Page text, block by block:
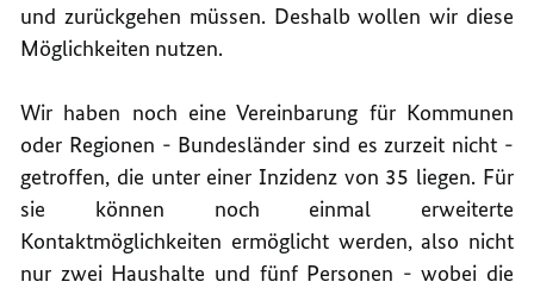
und zurückgehen müssen. Deshalb wollen wir diese
Möglichkeiten nutzen.
Wir haben noch eine Vereinbarung für Kommunen
oder Regionen - Bundesländer sind es zurzeit nicht -
getroffen, die unter einer Inzidenz von 35 liegen. Für
sie können noch einmal erweiterte
Kontaktmöglichkeiten ermöglicht werden, also nicht
nur zwei Haushalte und fünf Personen - wobei die